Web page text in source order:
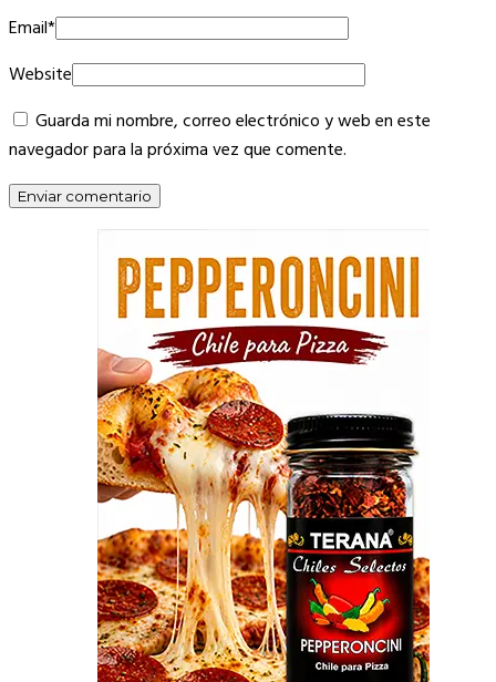
Email*
Website
Guarda mi nombre, correo electrónico y web en este
navegador para la próxima vez que comente.